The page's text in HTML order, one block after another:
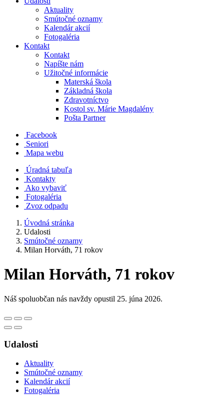
Aktuality
Smútočné oznamy
Kalendár akcií
Fotogaléria
Kontakt
Kontakt
Napíšte nám
Užitočné informácie
Materská škola
Základná škola
Zdravotníctvo
Kostol sv. Márie Magdalény
Pošta Partner
Facebook
Seniori
Mapa webu
Úradná tabuľa
Kontakty
Ako vybaviť
Fotogaléria
Zvoz odpadu
Úvodná stránka
Udalosti
Smútočné oznamy
Milan Horváth, 71 rokov
Milan Horváth, 71 rokov
Náš spoluobčan nás navždy opustil 25. júna 2026.
Udalosti
Aktuality
Smútočné oznamy
Kalendár akcií
Fotogaléria